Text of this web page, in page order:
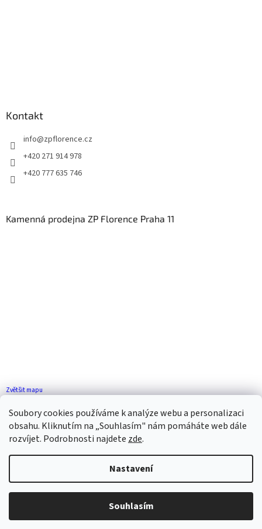
Soubory cookies používáme k analýze webu a personalizaci
obsahu. Kliknutím na „Souhlasím" nám pomáháte web dále
rozvíjet. Podrobnosti najdete zde.
Nastavení
Souhlasím
Kontakt
info@zpflorence.cz
+420 271 914 978
+420 777 635 746
Kamenná prodejna ZP Florence Praha 11
Zvětšit mapu
Vytvořil Shoptet
ZP FLORENCE. Všechna práva vyhrazena.